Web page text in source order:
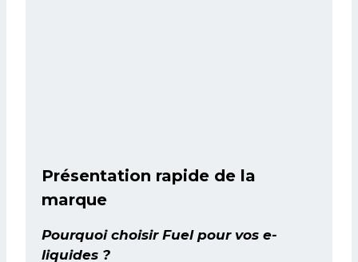
Présentation rapide de la
marque
Pourquoi choisir Fuel pour vos e-
liquides ?